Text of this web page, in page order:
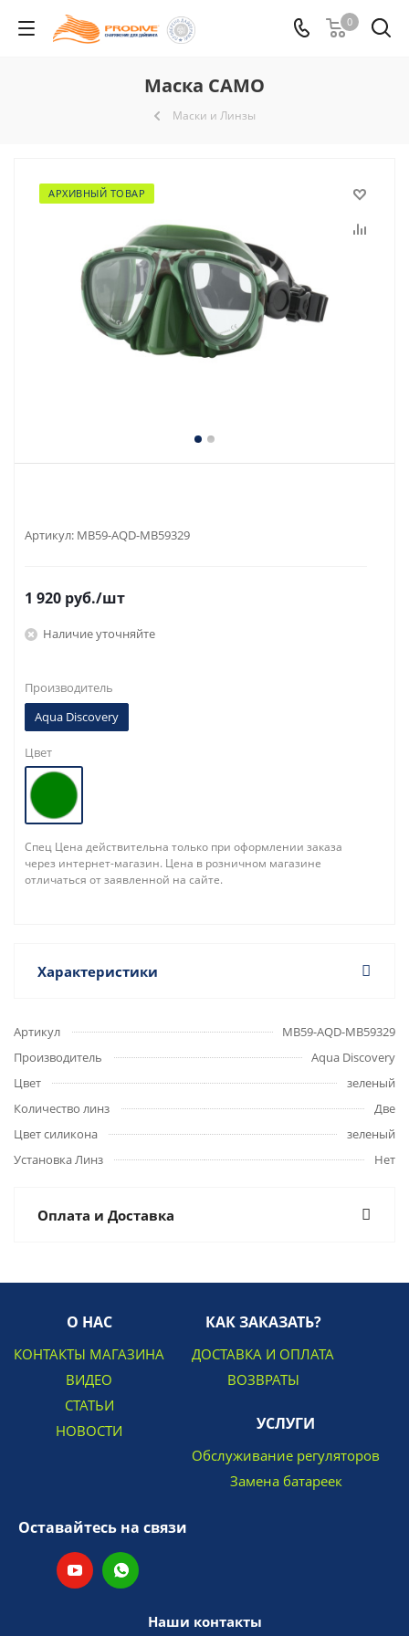
0
Маска CAMO
Маски и Линзы
АРХИВНЫЙ ТОВАР
Артикул: MB59-AQD-MB59329
1 920 руб./шт
Наличие уточняйте
Производитель
Aqua Discovery
Цвет
Спец Цена действительна только при оформлении заказа
через интернет-магазин. Цена в розничном магазине
отличаться от заявленной на сайте.
Характеристики
Артикул
MB59-AQD-MB59329
Производитель
Aqua Discovery
Цвет
зеленый
Количество линз
Две
Цвет силикона
зеленый
Установка Линз
Нет
Оплата и Доставка
О НАС
КОНТАКТЫ МАГАЗИНА
ВИДЕО
СТАТЬИ
НОВОСТИ
КАК ЗАКАЗАТЬ?
ДОСТАВКА И ОПЛАТА
ВОЗВРАТЫ
УСЛУГИ
Обслуживание регуляторов
Замена батареек
Оставайтесь на связи
Наши контакты